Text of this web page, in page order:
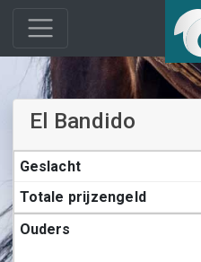
El Bandido